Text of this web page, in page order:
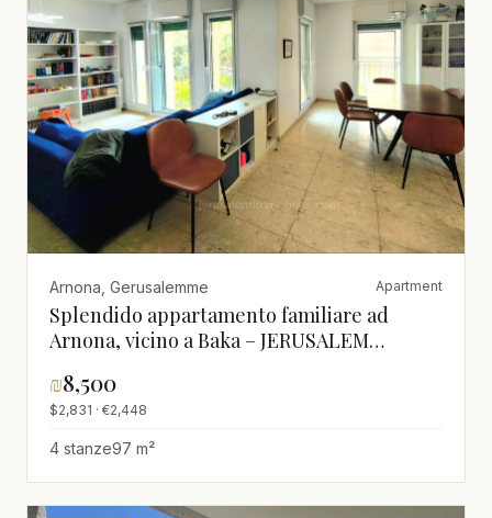
Arnona, Gerusalemme Apartment
Splendido appartamento familiare ad
Arnona, vicino a Baka – JERUSALEM
₪8,500
$2,831 · €2,448
4 stanze97 m²